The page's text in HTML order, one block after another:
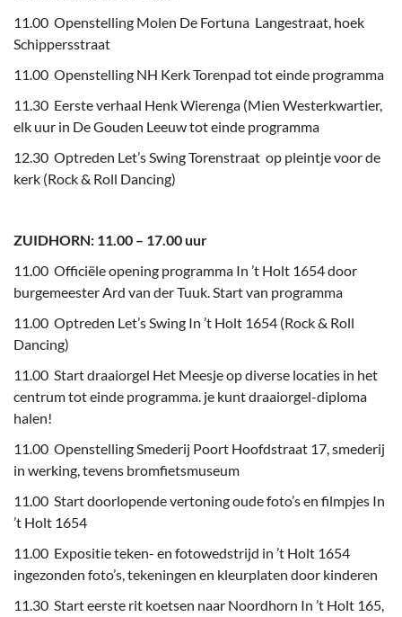
11.00 Openstelling Molen De Fortuna Langestraat, hoek
Schippersstraat
11.00 Openstelling NH Kerk Torenpad tot einde programma
11.30 Eerste verhaal Henk Wierenga (Mien Westerkwartier,
elk uur in De Gouden Leeuw tot einde programma
12.30 Optreden Let’s Swing Torenstraat op pleintje voor de
kerk (Rock & Roll Dancing)
ZUIDHORN: 11.00 – 17.00 uur
11.00 Officiële opening programma In ’t Holt 1654 door
burgemeester Ard van der Tuuk. Start van programma
11.00 Optreden Let’s Swing In ’t Holt 1654 (Rock & Roll
Dancing)
11.00 Start draaiorgel Het Meesje op diverse locaties in het
centrum tot einde programma. je kunt draaiorgel-diploma
halen!
11.00 Openstelling Smederij Poort Hoofdstraat 17, smederij
in werking, tevens bromfietsmuseum
11.00 Start doorlopende vertoning oude foto’s en filmpjes In
’t Holt 1654
11.00 Expositie teken- en fotowedstrijd in ’t Holt 1654
ingezonden foto’s, tekeningen en kleurplaten door kinderen
11.30 Start eerste rit koetsen naar Noordhorn In ’t Holt 165,